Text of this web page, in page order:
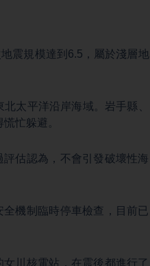
震規模達到6.5，屬於淺層地
太平洋沿岸海域。岩手縣、
忙躲避。
估認為，不會引發破壞性海
機制臨時停車檢查，目前已
川核電站，在震後都進行了